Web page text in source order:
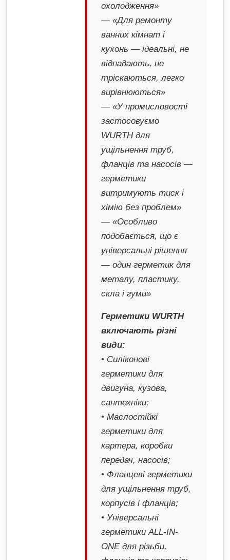
охолодження»
— «Для ремонту
ванних кімнат і
кухонь — ідеальні, не
відпадають, не
тріскаються, легко
вирівнюються»
— «У промисловості
застосовуємо
WURTH для
ущільнення труб,
фланців та насосів —
герметики
витримують тиск і
хімію без проблем»
— «Особливо
подобається, що є
універсальні рішення
— один герметик для
металу, пластику,
скла і гуми»
Герметики WURTH
включають різні
види:
• Силіконові
герметики для
двигуна, кузова,
сантехніки;
• Маслостійкі
герметики для
картера, коробки
передач, насосів;
• Фланцеві герметики
для ущільнення труб,
корпусів і фланців;
• Універсальні
герметики ALL-IN-
ONE для різьби,